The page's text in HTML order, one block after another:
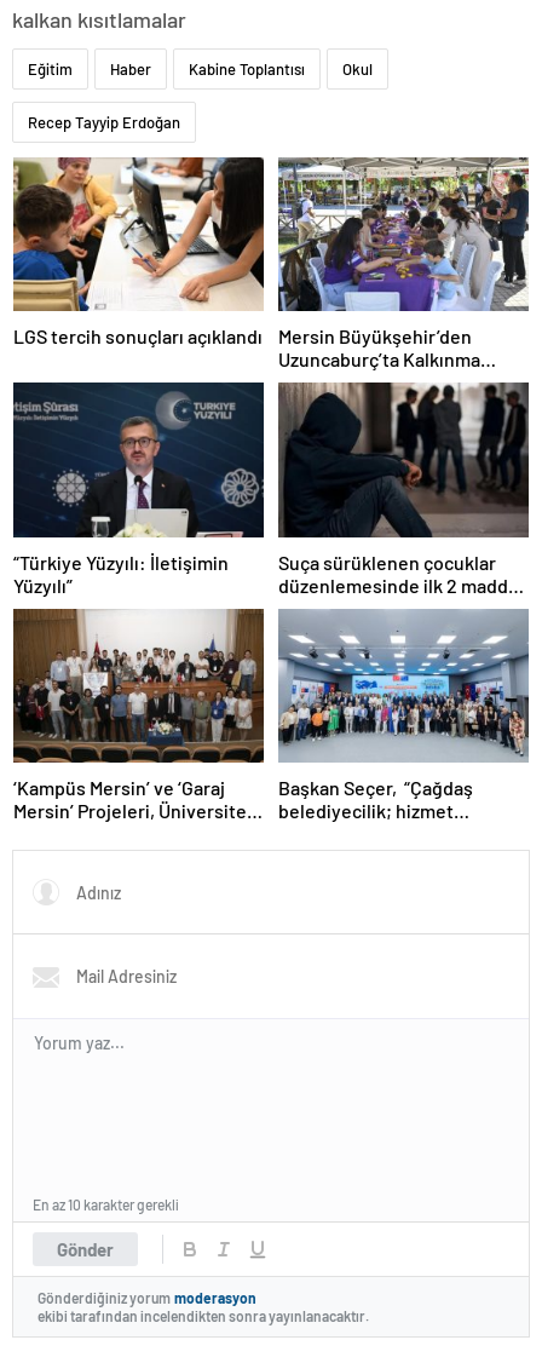
kalkan kısıtlamalar
Eğitim Haber Kabine Toplantısı Okul
Recep Tayyip Erdoğan
LGS tercih sonuçları açıklandı
Mersin Büyükşehir’den
Uzuncaburç’ta Kalkınma
Hamlesi
“Türkiye Yüzyılı: İletişimin
Yüzyılı”
Suça sürüklenen çocuklar
düzenlemesinde ilk 2 madde
kabul edildi
‘Kampüs Mersin’ ve ‘Garaj
Mersin’ Projeleri, Üniversiteli
Sunuyor
Başkan Seçer, “Çağdaş
belediyecilik; hizmet
yönetime ortak etmektir.”
Gönder
En az 10 karakter gerekli
Gönderdiğiniz yorum moderasyon
ekibi tarafından incelendikten sonra yayınlanacaktır.